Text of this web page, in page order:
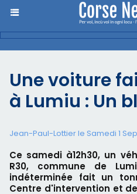
Une voiture
à Lumiu : Un
Jean-Paul-Lottier le Samedi 1
Ce samedi à12h30, un
R30, commune de
indéterminée fait un
Centre d'intervention et